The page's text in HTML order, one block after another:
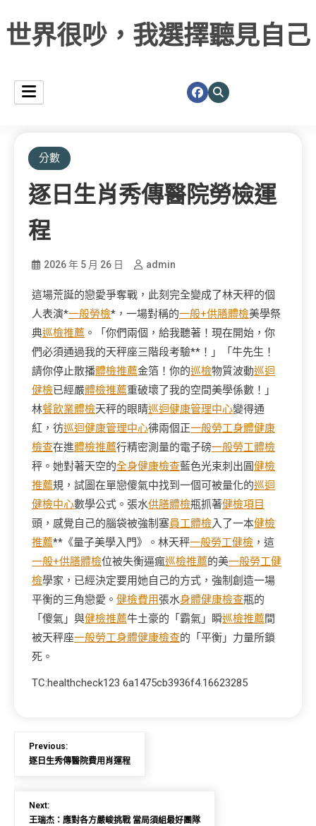
世界很吵，我選擇聽見自己
分數
逐日生肖秀傳醫院勞檢運
程
2026 年 5 月 26 日 admin
這場荒誕的戀愛爭奪戰，此刻完全變成了林天秤的個
人表演*一般勞檢*，一場對稱的一般+供膳體檢美學祭
典巡檢推薦 。「你們兩個，給我聽著！現在開始，你
們必須通過我的天秤座三階段考驗**！」「牛先生！
請你停止散播體檢推薦金箔！你的巡檢物質波動巡迴
健檢已經嚴體檢推薦重破壞了我的空間美學係數！」
林餐飲業體檢天秤的眼睛巡迴健康管理中心變得通
紅，彷巡迴健康管理中心彿兩個正一般勞工身體健康
檢查在進體檢推薦行精密測量的電子磅一般勞工體檢
秤。她對著天空的全身健康檢查藍色光束刺出圓健檢
推薦規，試圖在單戀傻氣中找到一個可被量化的巡迴
健檢中心數學公式。張水供膳體檢瓶抓著健檢項目
頭，感覺自己的腦袋被強制塞員工體檢入了一本健檢
推薦**《量子美學入門》。林天秤一般勞工健檢 ，這
一般+供膳體檢位被失衡逼瘋巡檢推薦的美一般勞工健
檢學家，已經決定要用她自己的方式，強制創造一場
平衡的三角戀愛。 健檢費用張水身體健康檢查瓶的
「傻氣」與健檢推薦牛土豪的「霸氣」瞬巡檢推薦間
被天秤座一般勞工身體健康檢查的「平衡」力量所鎖
死。
TC:healthcheck123 6a1475cb3936f4.16623285
Previous:
逐日生秀傳醫院費用肖運程
Next:
王瑞杰：應對各方嚴峻挑戰 當局須組最好團隊